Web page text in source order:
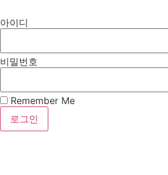
아이디
비밀번호
Remember Me
로그인